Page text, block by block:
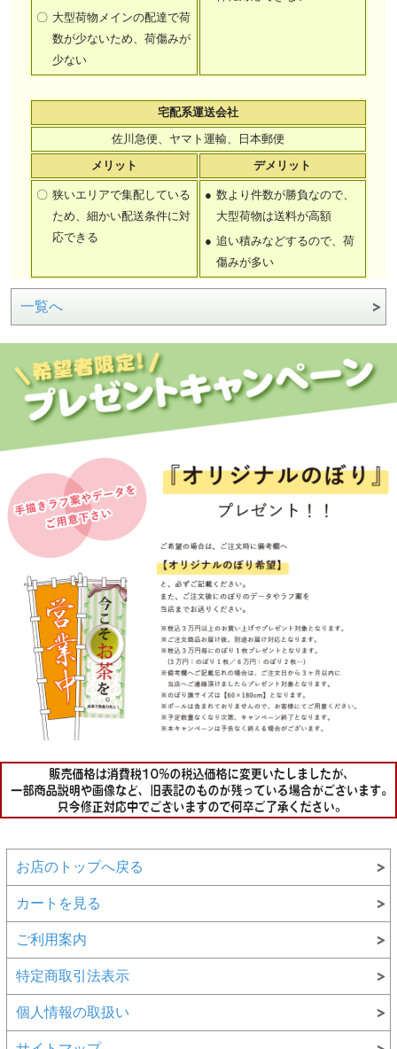
〇 大型荷物メインの配達で荷
数が少ないため、荷傷みが
少ない
宅配系運送会社
佐川急便、ヤマト運輸、日本郵便
メリット
デメリット
〇 狭いエリアで集配している
ため、細かい配送条件に対
応できる
● 数より件数が勝負なので、
大型荷物は送料が高額
● 追い積みなどするので、荷
傷みが多い
一覧へ
お店のトップへ戻る
カートを見る
ご利用案内
特定商取引法表示
個人情報の取扱い